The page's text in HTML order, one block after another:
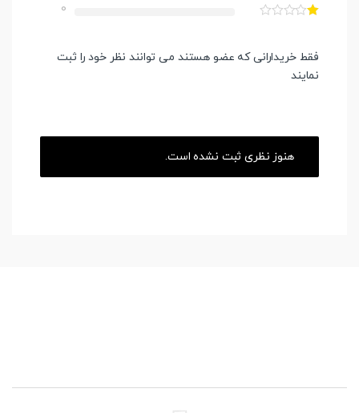
0
فقط خریدارانی که عضو هستند می توانند نظر خود را ثبت
نمایند
هنوز نظری ثبت نشده است.